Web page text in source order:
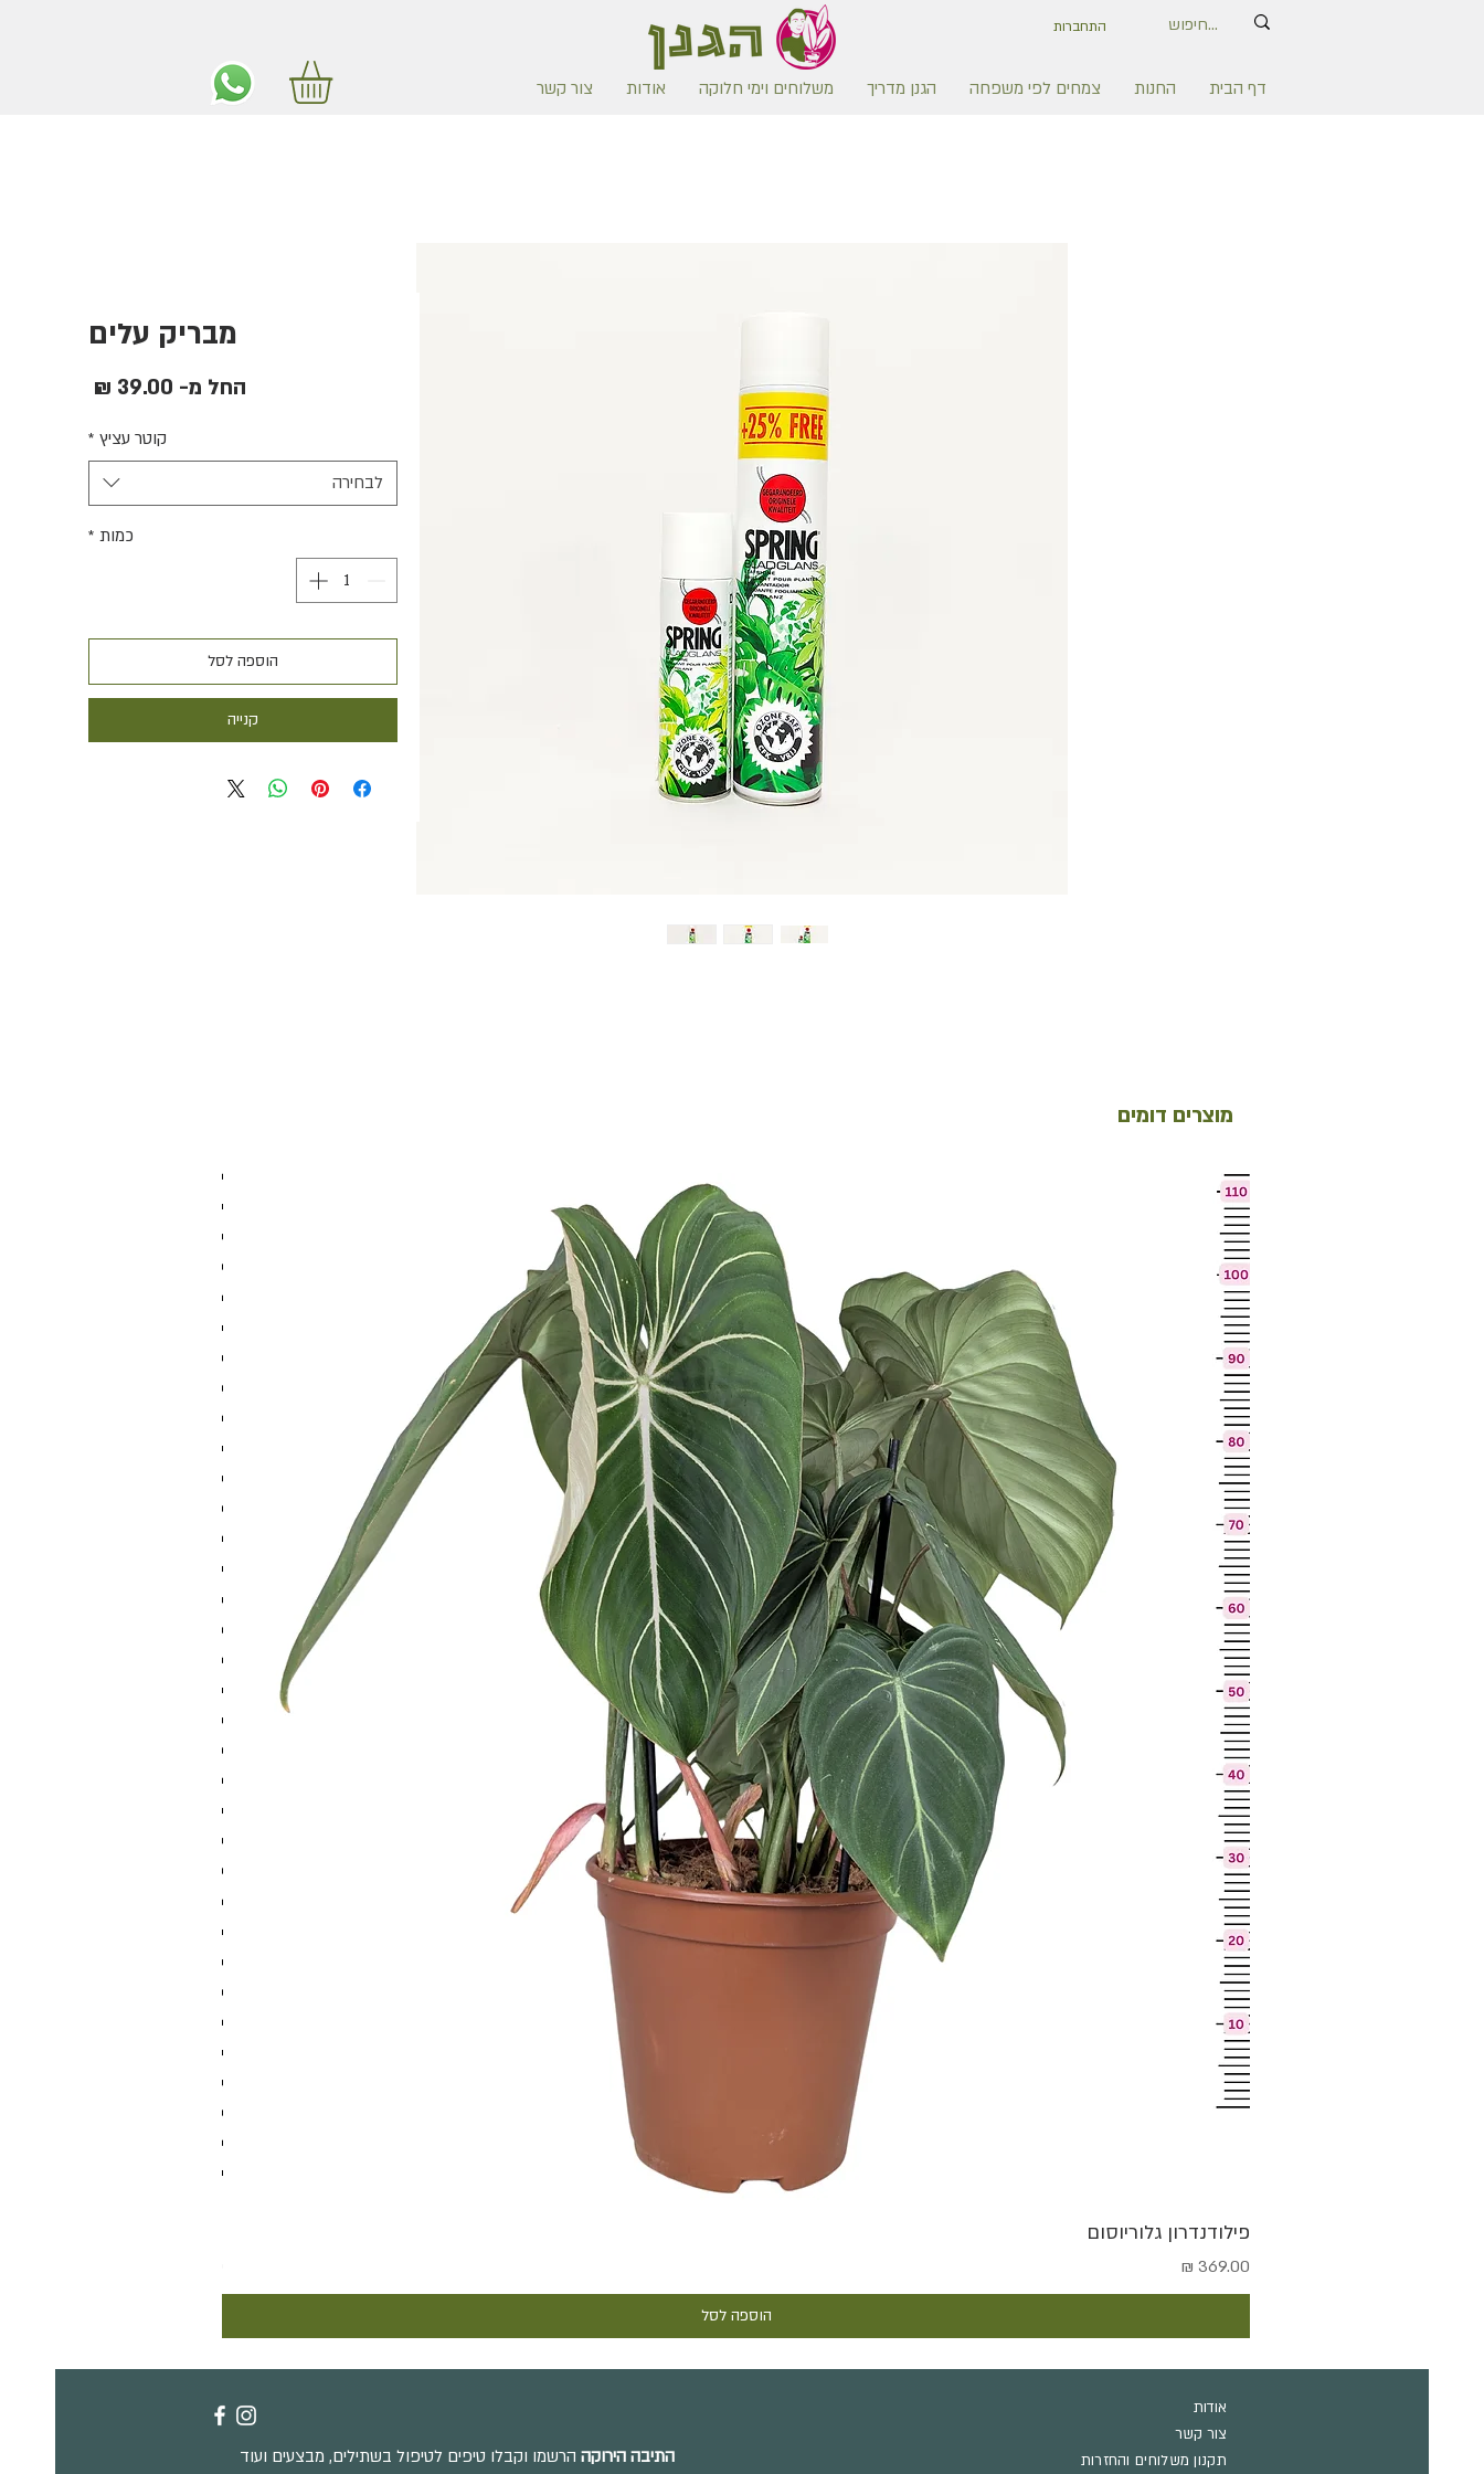
התחברות
דף הבית החנות צמחים לפי משפחה הגנן מדריך משלוחים וימי חלוקה אודות צור קשר
מבריק עלים
החל מ- 39.00 ₪
קוטר עציץ *
לבחירה
כמות *
הוספה לסל
קנייה
מוצרים דומים
פילודנדרון גלוריוסום
מחיר
הוספה לסל
התיבה הירוקה הרשמו וקבלו טיפים לטיפול בשתילים, מבצעים ועוד
אודות
צור קשר
תקנון משלוחים והחזרות